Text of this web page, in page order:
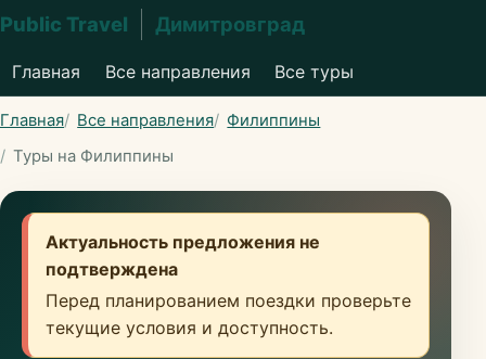
Public Travel Димитровград
Главная Все направления Все туры
Главная Все направления
Филиппины
Туры на Филиппины
Актуальность предложения не
подтверждена
Перед планированием поездки проверьте
текущие условия и доступность.